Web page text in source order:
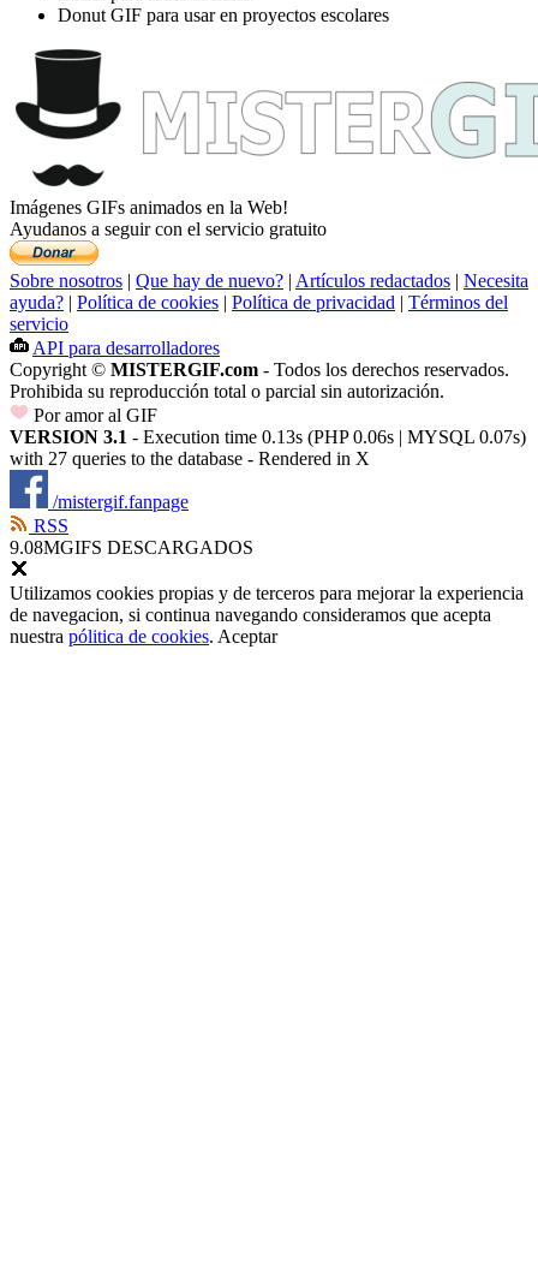
Donut GIF para usar en proyectos escolares
Imágenes GIFs animados en la Web!
Ayudanos a seguir con el servicio gratuito
Sobre nosotros | Que hay de nuevo? | Artículos redactados | Necesita
ayuda? | Política de cookies | Política de privacidad | Términos del
servicio
API para desarrolladores
Copyright © MISTERGIF.com - Todos los derechos reservados.
Prohibida su reproducción total o parcial sin autorización.
Por amor al GIF
VERSION 3.1 - Execution time 0.13s (PHP 0.06s | MYSQL 0.07s)
with 27 queries to the database - Rendered in X
/mistergif.fanpage
RSS
9.08MGIFS DESCARGADOS
Utilizamos cookies propias y de terceros para mejorar la experiencia
de navegacion, si continua navegando consideramos que acepta
nuestra pólitica de cookies. Aceptar